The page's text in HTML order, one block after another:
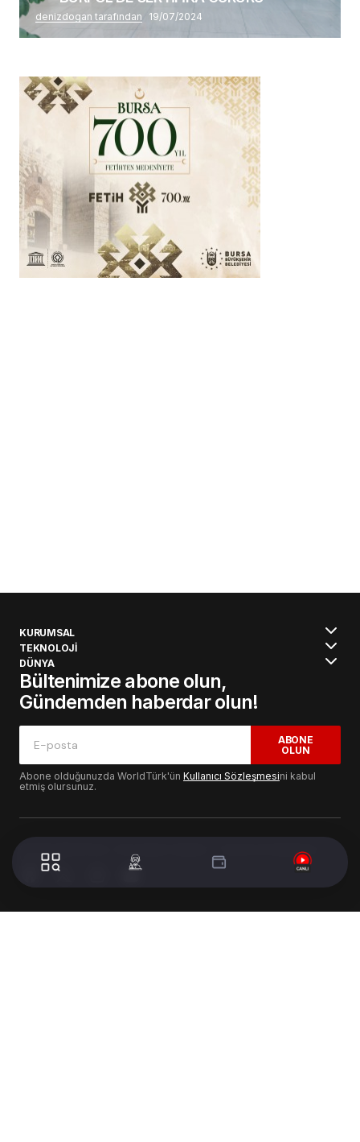
denizdogan tarafından 19/07/2024
KURUMSAL
TEKNOLOJİ
DÜNYA
Bültenimize abone olun,
Gündemden haberdar olun!
ABONE
OLUN
Abone olduğunuzda WorldTürk'ün Kullanıcı Sözleşmesini kabul
etmiş olursunuz.
© 2024 WorldTurk. Tüm Hakları Saklıdır. - Tasarım & Geliştirme :
Volion's